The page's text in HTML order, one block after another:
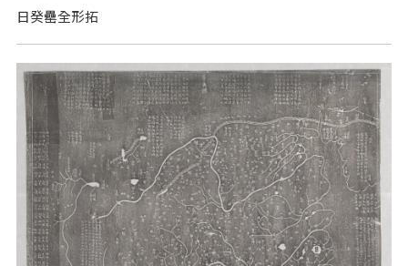
日癸罍全形拓